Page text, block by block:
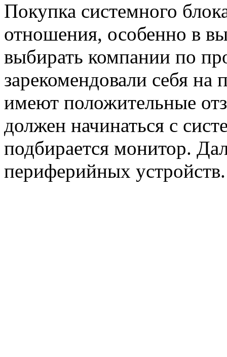
Покупка системного
отношения, особенно в
выбирать компании по
зарекомендовали себя на
имеют положительные
должен начинаться с
подбирается монитор.
периферийных устройств.